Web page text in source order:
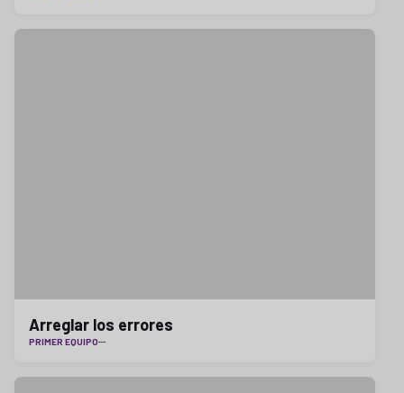
Arreglar los errores
PRIMER EQUIPO